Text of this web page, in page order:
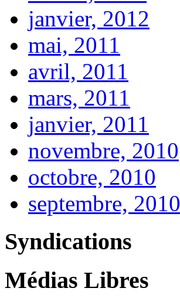
janvier, 2012
mai, 2011
avril, 2011
mars, 2011
janvier, 2011
novembre, 2010
octobre, 2010
septembre, 2010
Syndications
Médias Libres